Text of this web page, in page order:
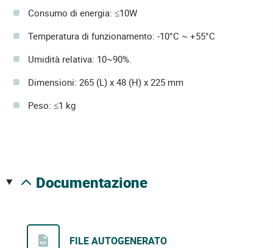
Consumo di energia: ≤10W
Temperatura di funzionamento: -10°C ~ +55°C
Umidità relativa: 10~90%.
Dimensioni: 265 (L) x 48 (H) x 225 mm
Peso: ≤1 kg
documentazione
FILE AUTOGENERATO